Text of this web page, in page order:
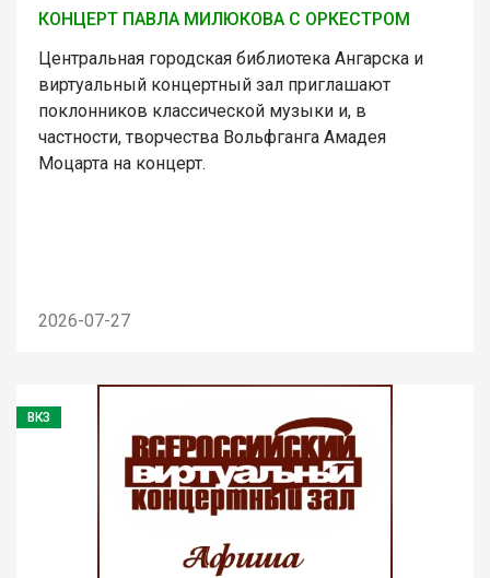
КОНЦЕРТ ПАВЛА МИЛЮКОВА С ОРКЕСТРОМ
Центральная городская библиотека Ангарска и
виртуальный концертный зал приглашают
поклонников классической музыки и, в
частности, творчества Вольфганга Амадея
Моцарта на концерт.
2026-07-27
ВКЗ